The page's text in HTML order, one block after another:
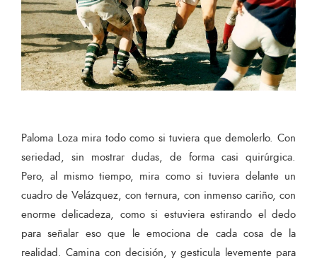
Paloma Loza mira todo como si tuviera que demolerlo. Con
seriedad, sin mostrar dudas, de forma casi quirúrgica.
Pero, al mismo tiempo, mira como si tuviera delante un
cuadro de Velázquez, con ternura, con inmenso cariño, con
enorme delicadeza, como si estuviera estirando el dedo
para señalar eso que le emociona de cada cosa de la
realidad. Camina con decisión, y gesticula levemente para